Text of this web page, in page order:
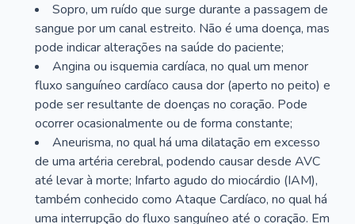
Sopro, um ruído que surge durante a passagem de
sangue por um canal estreito. Não é uma doença, mas
pode indicar alterações na saúde do paciente;
Angina ou isquemia cardíaca, no qual um menor
fluxo sanguíneo cardíaco causa dor (aperto no peito) e
pode ser resultante de doenças no coração. Pode
ocorrer ocasionalmente ou de forma constante;
Aneurisma, no qual há uma dilatação em excesso
de uma artéria cerebral, podendo causar desde AVC
até levar à morte; Infarto agudo do miocárdio (IAM),
também conhecido como Ataque Cardíaco, no qual há
uma interrupção do fluxo sanguíneo até o coração. Em